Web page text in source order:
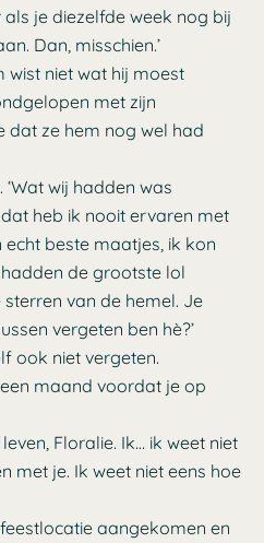
je diezelfde week nog bij
Dan, misschien.’
wist niet wat hij moest
met zijn
dat ze hem nog wel had
wij hadden was
heb ik nooit ervaren met
beste maatjes, ik kon
de grootste lol
van de hemel. Je
vergeten ben hè?’
ook niet vergeten.
maand voordat je op
Floralie. Ik… ik weet niet
met je. Ik weet niet eens hoe
aangekomen en